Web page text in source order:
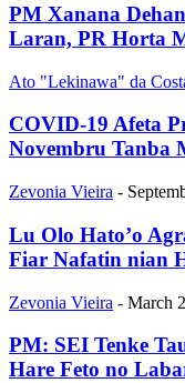
PM Xanana
Laran, PR Horta
Ato "Lekinawa" da
COVID-19 Afeta
Novembru Tanba
Zevonia Vieira -
Lu Olo Hato’o
Fiar Nafatin nian
Zevonia Vieira - March
PM: SEI Tenke
Hare Feto no